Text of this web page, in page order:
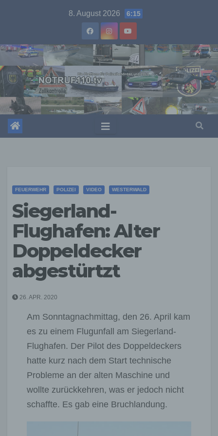
8. August 2026 6:15
FEUERWEHR POLIZEI VIDEO WESTERWALD
Siegerland-
Flughafen: Alter
Doppeldecker
abgestürtzt
26. APR. 2020
Am Sonntagnachmittag, den 26. April kam
es zu einem Flugunfall am Siegerland-
Flughafen. Der Pilot des Doppeldeckers
hatte kurz nach dem Start technische
Probleme an der alten Maschine und
wollte zurückkehren, was er jedoch nicht
schaffte. Es gab eine Bruchlandung.